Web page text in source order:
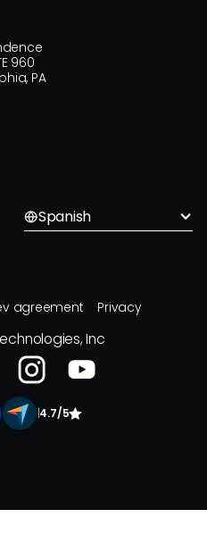
960
PA
Spanish
agreement Privacy
Inc
|4.7/5